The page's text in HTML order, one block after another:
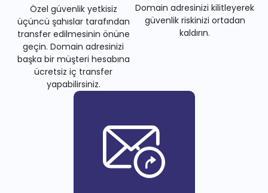
Özel güvenlik yetkisiz
üçüncü şahıslar tarafından
transfer edilmesinin önüne
geçin. Domain adresinizi
başka bir müşteri hesabına
ücretsiz iç transfer
yapabilirsiniz.
Domain adresinizi kilitleyerek
güvenlik riskinizi ortadan
kaldırın.